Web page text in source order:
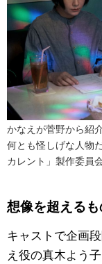
かなえが菅野から紹
何とも怪しげな人物
カレント」製作委員
想像を超える
キャストで企画
え役の真木よう